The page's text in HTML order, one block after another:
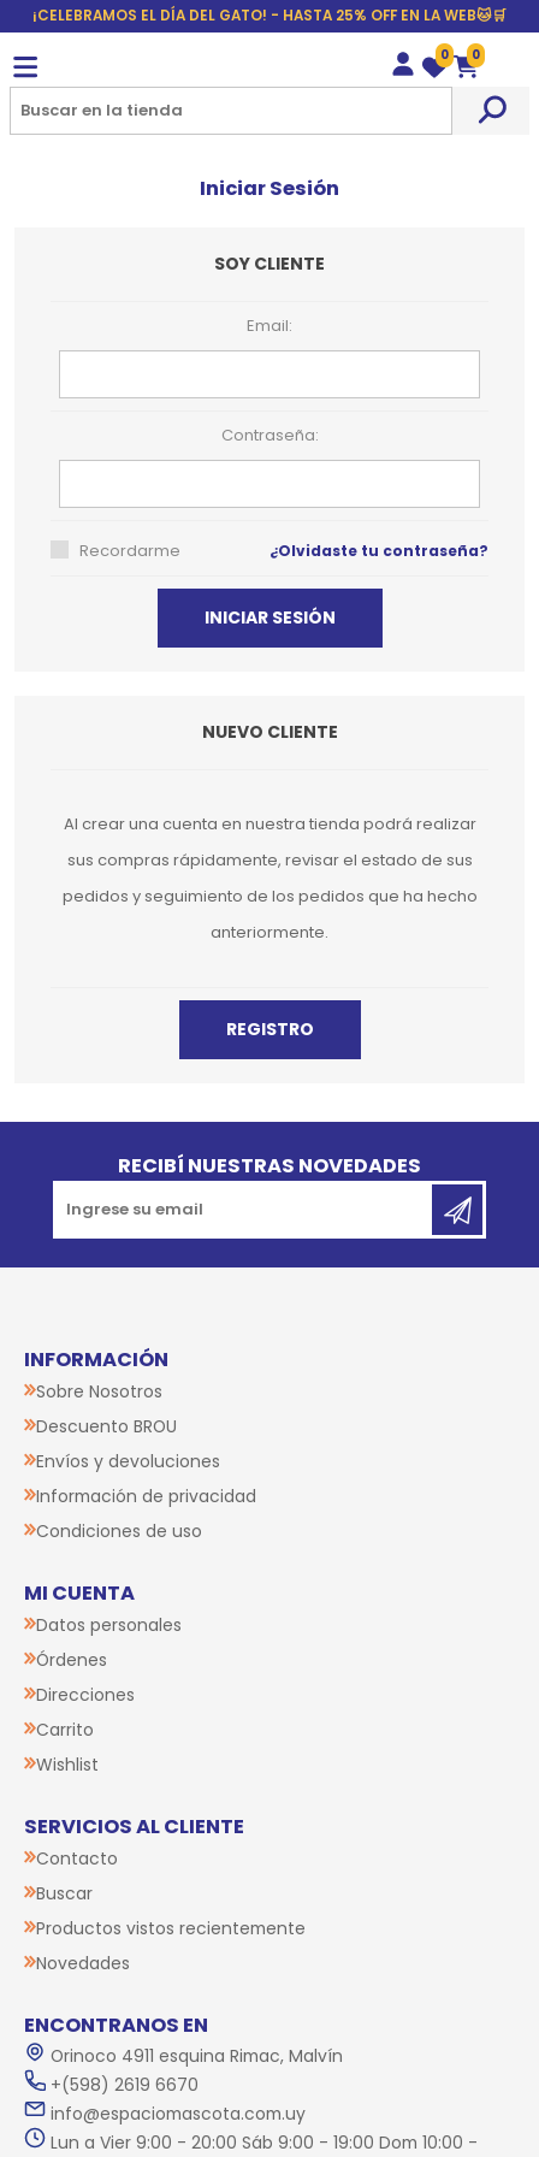
¡CELEBRAMOS EL DÍA DEL GATO! - HASTA 25% OFF EN LA WEB🐱🛒
Wishlist
0
Carrito
0
Iniciar Sesión
SOY CLIENTE
Email:
Contraseña:
Recordarme ¿Olvidaste tu contraseña?
NUEVO CLIENTE
Al crear una cuenta en nuestra tienda podrá realizar
sus compras rápidamente, revisar el estado de sus
pedidos y seguimiento de los pedidos que ha hecho
anteriormente.
RECIBÍ NUESTRAS NOVEDADES
INFORMACIÓN
Sobre Nosotros
Descuento BROU
Envíos y devoluciones
Información de privacidad
Condiciones de uso
MI CUENTA
Datos personales
Órdenes
Direcciones
Carrito
Wishlist
SERVICIOS AL CLIENTE
Contacto
Buscar
Productos vistos recientemente
Novedades
ENCONTRANOS EN
Orinoco 4911 esquina Rimac, Malvín
+(598) 2619 6670
info@espaciomascota.com.uy
Lun a Vier 9:00 - 20:00 Sáb 9:00 - 19:00 Dom 10:00 -